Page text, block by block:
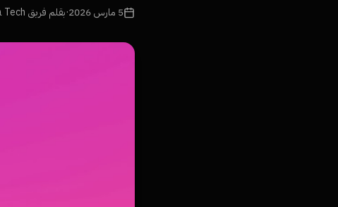
5 مارس 2026 ·بقلم فريق Namra Tech